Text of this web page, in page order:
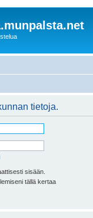
tietoja.
sisään.
tällä kertaa